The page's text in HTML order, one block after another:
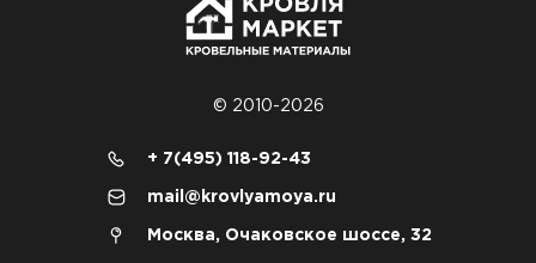
© 2010-2026
+ 7(495) 118-92-43
mail@krovlyamoya.ru
Москва, Очаковское шоссе, 32